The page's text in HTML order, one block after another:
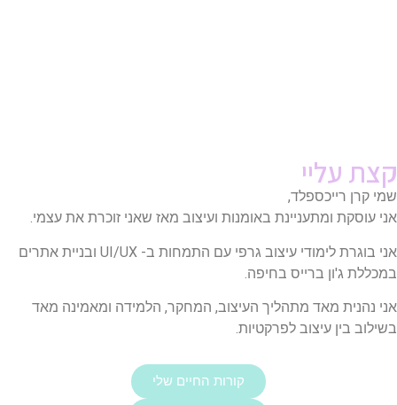
קצת עליי
שמי קרן רייכספלד,
אני עוסקת ומתעניינת באומנות ועיצוב מאז שאני זוכרת את עצמי.
אני בוגרת לימודי עיצוב גרפי עם התמחות ב- UI/UX ובניית אתרים
במכללת ג'ון ברייס בחיפה.
אני נהנית מאד מתהליך העיצוב, המחקר, הלמידה ומאמינה מאד
בשילוב בין עיצוב לפרקטיות.
קורות החיים שלי